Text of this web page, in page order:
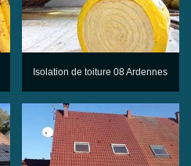
Isolation de toiture 08 Ardennes